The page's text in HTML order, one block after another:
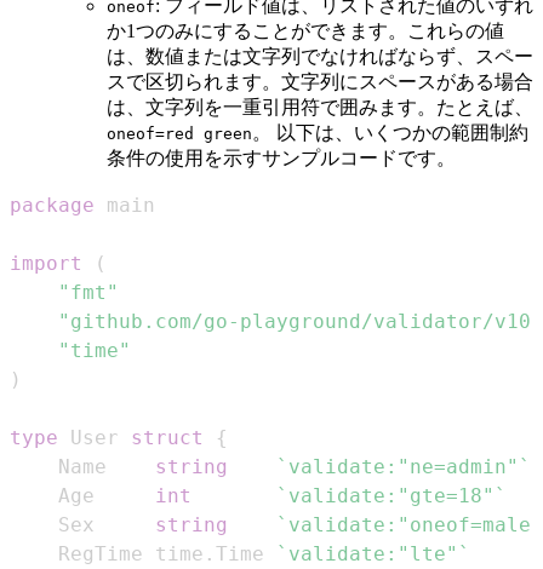
oneof: フィールド値は、リストされた値のいずれ
か1つのみにすることができます。これらの値
は、数値または文字列でなければならず、スペー
スで区切られます。文字列にスペースがある場合
は、文字列を一重引用符で囲みます。たとえば、
oneof=red green 。 以下は、いくつかの範囲制約
条件の使用を示すサンプルコードです。
package
import
(
"fmt"
"github.com/go-playground/validator/v10"
"time"
)
type User struct
{
    Name
string
`validate:"ne=admin"`
    Age
int
`validate:"gte=18"`
    Sex
string
`validate:"oneof=male
    RegTime time
. Time
`validate:"lte"`